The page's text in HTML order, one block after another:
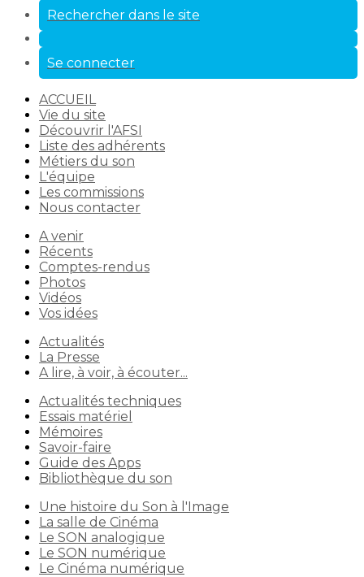
Rechercher dans le site
Se connecter
ACCUEIL
Vie du site
Découvrir l'AFSI
Liste des adhérents
Métiers du son
L'équipe
Les commissions
Nous contacter
A venir
Récents
Comptes-rendus
Photos
Vidéos
Vos idées
Actualités
La Presse
A lire, à voir, à écouter...
Actualités techniques
Essais matériel
Mémoires
Savoir-faire
Guide des Apps
Bibliothèque du son
Une histoire du Son à l'Image
La salle de Cinéma
Le SON analogique
Le SON numérique
Le Cinéma numérique